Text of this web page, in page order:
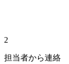
2
担当者から連絡